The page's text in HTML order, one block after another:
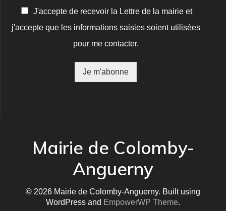
n
J'accepte de recevoir la Lettre de la mairie et
j'accepte que les informations saisies soient utilisées
pour me contacter.
Je m'abonne
Mairie de Colomby-
Anguerny
© 2026 Mairie de Colomby-Anguerny. Built using
WordPress and EmpowerWP Theme.